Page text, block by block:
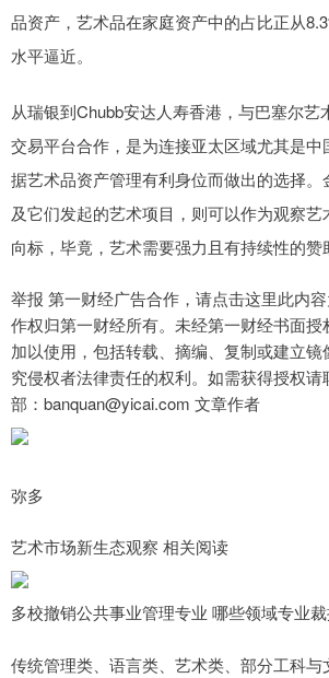
品资产，艺术品在家庭资产中的占比正从
水平逼近。
从瑞银到Chubb安达人寿香港，与巴塞尔艺
交易平台合作，是为连接亚太区域尤其是中
据艺术品资产管理有利身位而做出的选择。
及它们发起的艺术项目，则可以作为观察
向标，毕竟，艺术需要强力且有持续性的赞
举报 第一财经广告合作，请点击这里此内
作权归第一财经所有。未经第一财经书面
加以使用，包括转载、摘编、复制或建立镜
究侵权者法律责任的权利。如需获得授权请
部：banquan@yicai.com 文章作者
弥多
艺术市场新生态观察 相关阅读
多校撤销公共事业管理专业 哪些领域专业裁
传统管理类、语言类、艺术类、部分工科与